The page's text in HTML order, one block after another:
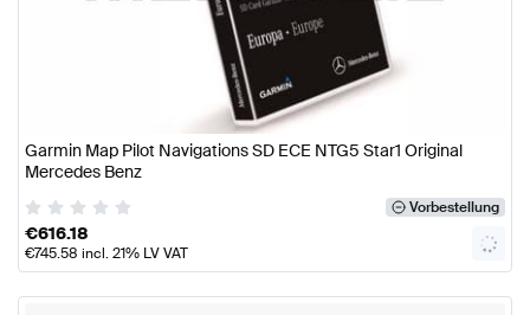
Garmin Map Pilot Navigations SD ECE NTG5 Star1 Original
Mercedes Benz
Vorbestellung
€616.18
€745.58 incl. 21% LV VAT